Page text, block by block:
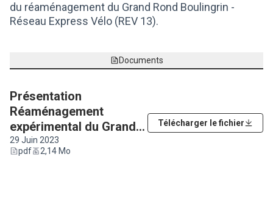
du réaménagement du Grand Rond Boulingrin -
Réseau Express Vélo (REV 13).
Documents
Présentation
Réaménagement
expérimental du Grand
Rond REV 10 (ex : REV
13)
29 Juin 2023
pdf
2,14 Mo
Télécharger le fichier